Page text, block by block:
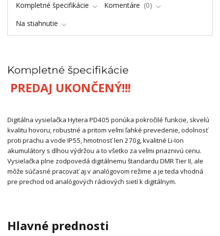
Kompletné špecifikácie Komentáre
0
Na stiahnutie
Kompletné špecifikácie
PREDAJ UKONČENÝ!!!
Digitálna vysielačka Hytera PD405 ponúka pokročilé funkcie, skvelú
kvalitu hovoru, robustné a pritom veľmi ľahké prevedenie, odolnosť
proti prachu a vode IP55, hmotnosť len 270g, kvalitné Li-Ion
akumulátory s dlhou výdržou a to všetko za veľmi priaznivú cenu.
Vysielačka plne zodpovedá digitálnemu štandardu DMR Tier II, ale
môže súčasné pracovať aj v analógovom režime a je teda vhodná
pre prechod od analógových rádiových sietí k digitálnym.
Hlavné prednosti